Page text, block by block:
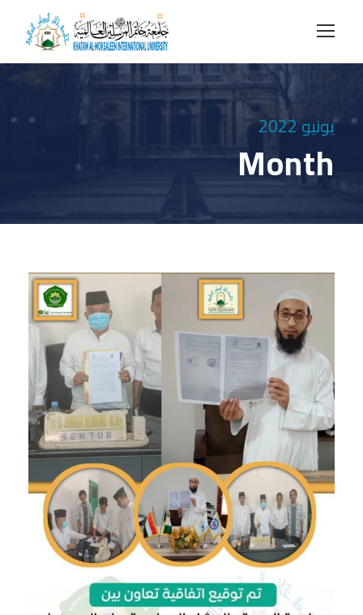
يونيو 2022
Month